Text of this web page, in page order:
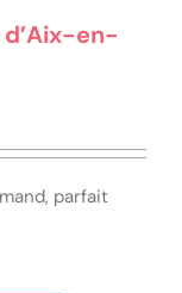
en-
parfait